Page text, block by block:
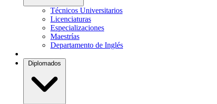
Técnicos Universitarios
Licenciaturas
Especializaciones
Maestrías
Departamento de Inglés
Diplomados